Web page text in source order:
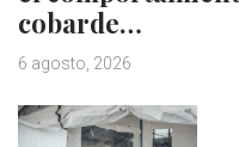
cobarde…
6 agosto, 2026